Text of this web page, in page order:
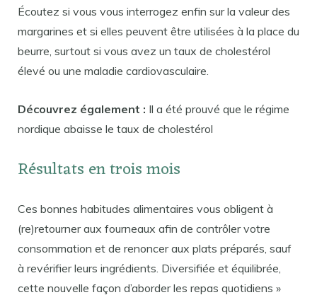
Écoutez si vous vous interrogez enfin sur la valeur des
margarines et si elles peuvent être utilisées à la place du
beurre, surtout si vous avez un taux de cholestérol
élevé ou une maladie cardiovasculaire.
Découvrez également : Il a été prouvé que le régime
nordique abaisse le taux de cholestérol
Résultats en trois mois
Ces bonnes habitudes alimentaires vous obligent à
(re)retourner aux fourneaux afin de contrôler votre
consommation et de renoncer aux plats préparés, sauf
à revérifier leurs ingrédients. Diversifiée et équilibrée,
cette nouvelle façon d’aborder les repas quotidiens »